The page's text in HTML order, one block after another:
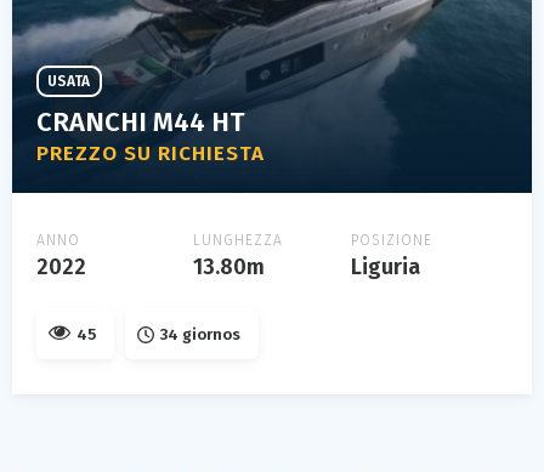
CRANCHI M44 HT
PREZZO SU RICHIESTA
USATA
ANNO
2022
LUNGHEZZA
13.80m
POSIZIONE
Liguria
45 34 giornos